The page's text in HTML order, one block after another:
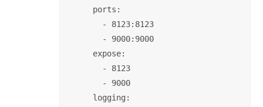
      ports:
        - 8123:8123
        - 9000:9000
      expose:
        - 8123
        - 9000
      logging: